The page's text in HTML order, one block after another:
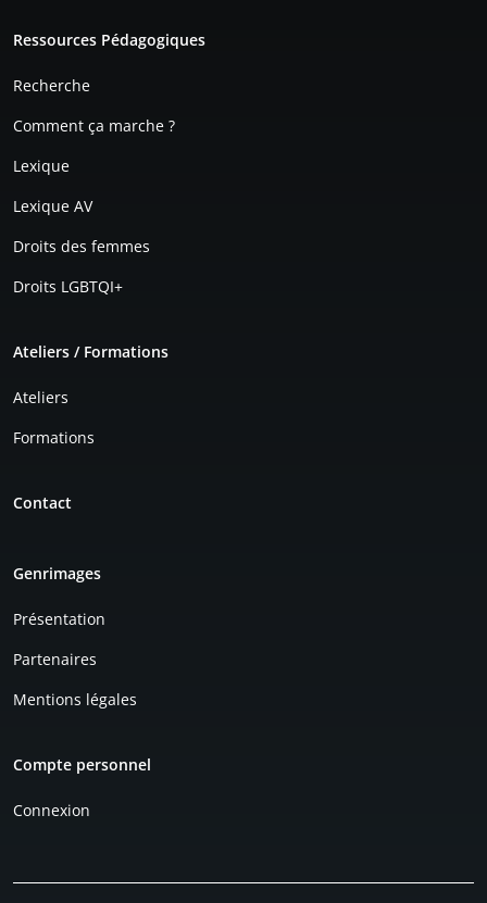
Ressources Pédagogiques
Recherche
Comment ça marche ?
Lexique
Lexique AV
Droits des femmes
Droits LGBTQI+
Ateliers / Formations
Ateliers
Formations
Contact
Genrimages
Présentation
Partenaires
Mentions légales
Compte personnel
Connexion